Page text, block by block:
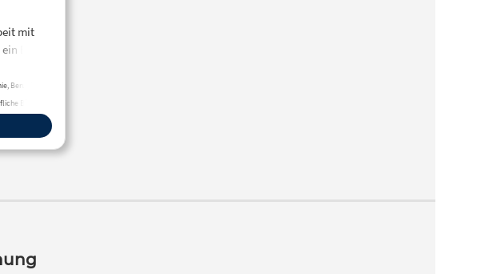
mit
Editor
von
ganz
im
für den
eignet.
Berufliche
Bildung